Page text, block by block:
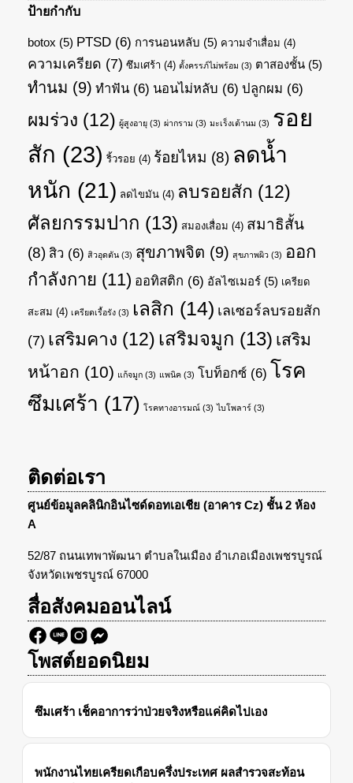
ป้ายกำกับ
botox (5) PTSD (6) การนอนหลับ (5) ความจำเสื่อม (4)
ความเครียด (7) ซึมเศร้า (4) ตั้งครรภ์ไม่พร้อม (3) ตาสองชั้น (5)
ทำนม (9) ทำฟัน (6) นอนไม่หลับ (6) ปลูกผม (6)
ผมร่วง (12) ผู้สูงอายุ (3) ผ่ากราม (3) มะเร็งเต้านม (3) รอย
สัก (23) ริ้วรอย (4) ร้อยไหม (8) ลดน้ำ
หนัก (21) ลดไขมัน (4) ลบรอยสัก (12)
ศัลยกรรมปาก (13) สมองเสื่อม (4) สมาธิสั้น
(8) สิว (6) สิวอุดตัน (3) สุขภาพจิต (9) สุขภาพผิว (3) ออก
กำลังกาย (11) ออทิสติก (6) อัลไซเมอร์ (5) เครียด
สะสม (4) เครียดเรื้อรัง (3) เลสิก (14) เลเซอร์ลบรอยสัก
(7) เสริมคาง (12) เสริมจมูก (13) เสริม
หน้าอก (10) แก้จมูก (3) แพนิค (3) โบท็อกซ์ (6) โรค
ซึมเศร้า (17) โรคทางอารมณ์ (3) ไบโพลาร์ (3)
ติดต่อเรา
ศูนย์ข้อมูลคลินิกอินไซด์ดอทเอเชีย (อาคาร Cz) ชั้น 2 ห้อง
A
52/87 ถนนเทพาพัฒนา ตำบลในเมือง อำเภอเมืองเพชรบูรณ์
จังหวัดเพชรบูรณ์ 67000
สื่อสังคมออนไลน์
โพสต์ยอดนิยม
ซึมเศร้า เช็คอาการว่าป่วยจริงหรือแค่คิดไปเอง
พนักงานไทยเครียดเกือบครึ่งประเทศ ผลสำรวจสะท้อน